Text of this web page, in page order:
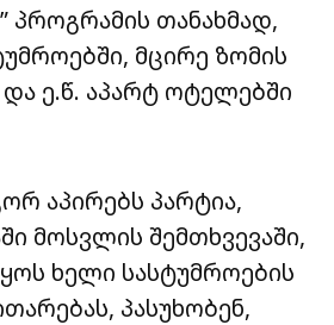
პროგრამის თანახმად,
მცირე ზომის
ე.წ. აპარტ ოტელებში
აპირებს პარტია,
მოსვლის შემთხვევაში,
ხელი სასტუმროების
პასუხობენ,